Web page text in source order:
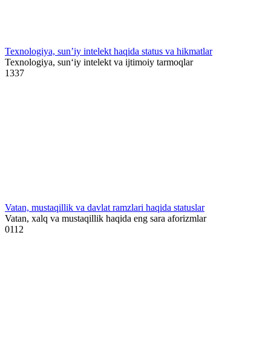
Texnologiya, sun’iy intelekt haqida status va hikmatlar
Texnologiya, sun‘iy intelekt va ijtimoiy tarmoqlar
1337
Vatan, mustaqillik va davlat ramzlari haqida statuslar
Vatan, xalq va mustaqillik haqida eng sara aforizmlar
0112